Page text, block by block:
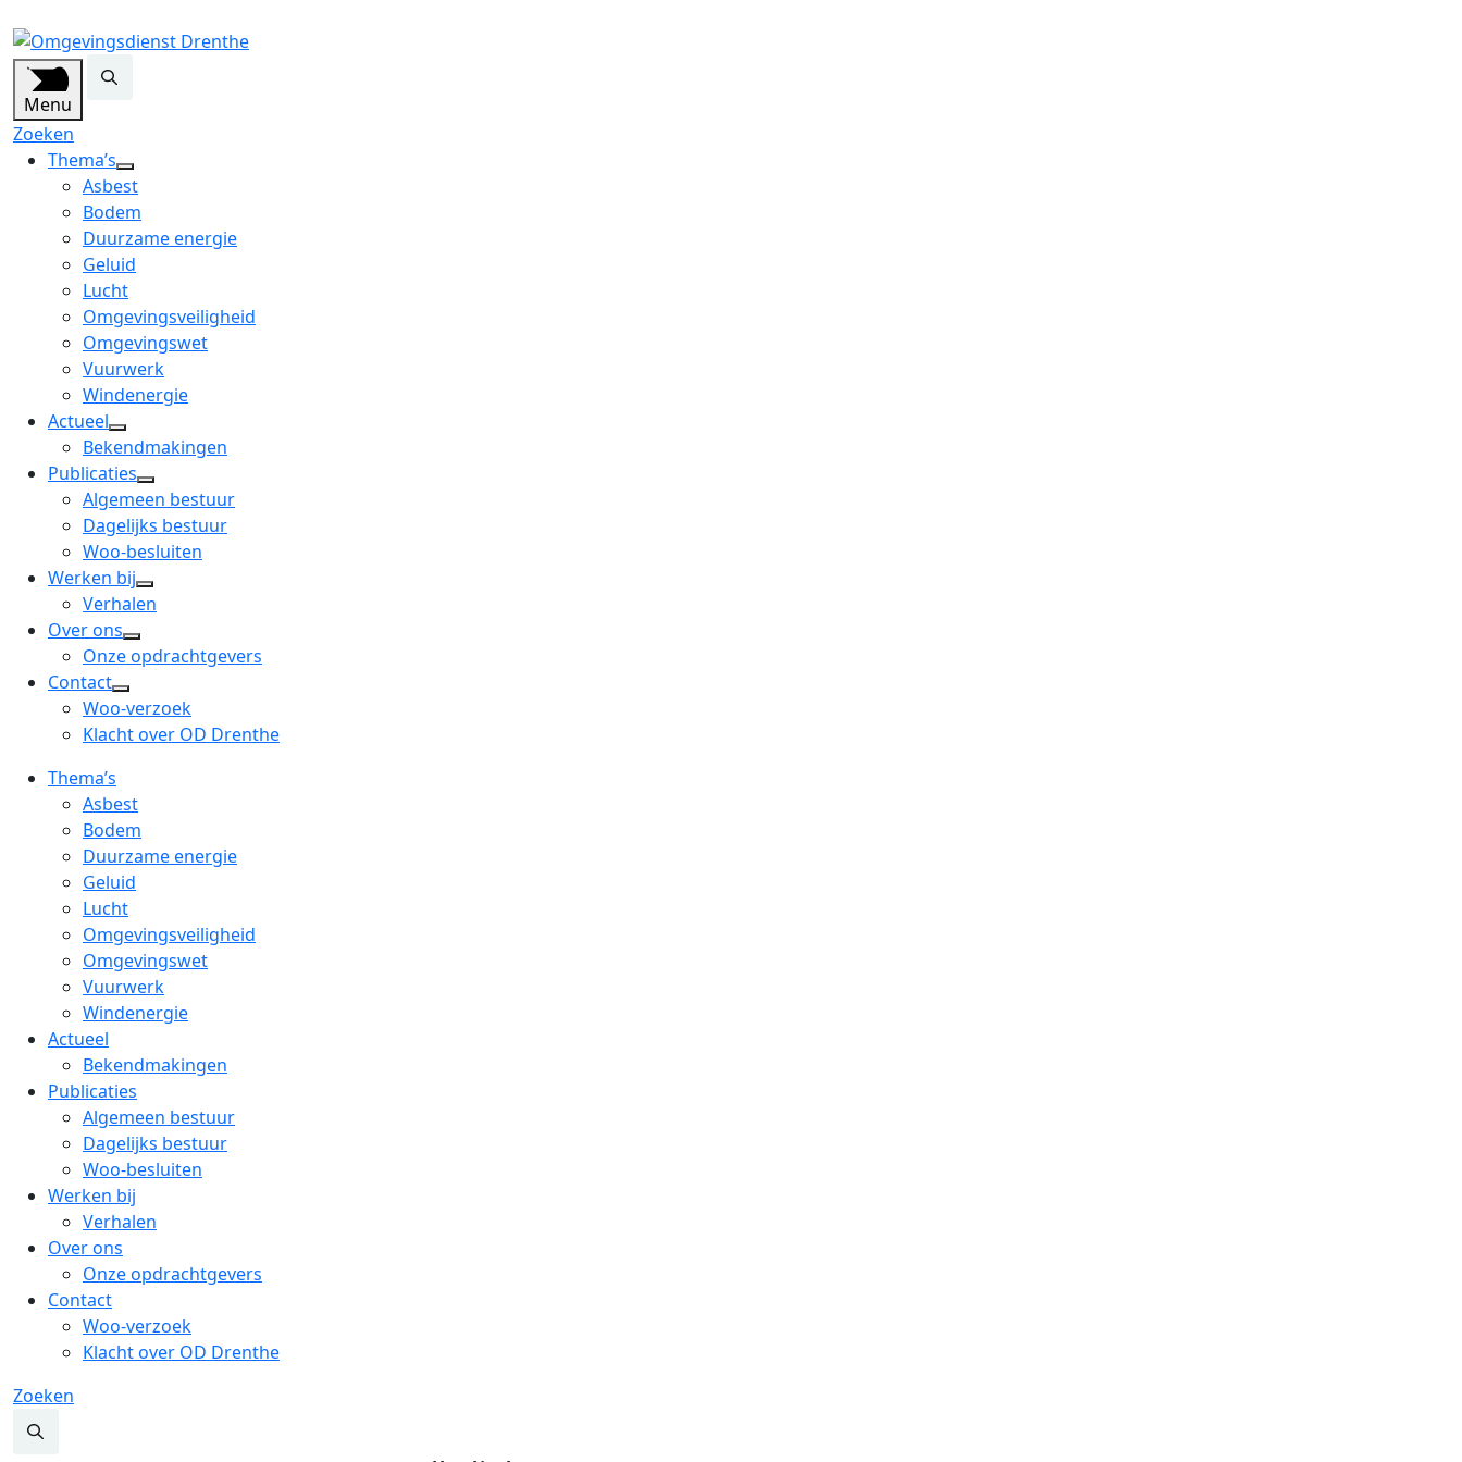
Menu
Zoeken
Thema’s
open
dropdown
menu
Asbest
Bodem
Duurzame energie
Geluid
Lucht
Omgevingsveiligheid
Omgevingswet
Vuurwerk
Windenergie
Actueel
open
dropdown
menu
Bekendmakingen
Publicaties
open
dropdown
menu
Algemeen bestuur
Dagelijks bestuur
Woo-besluiten
Werken bij
open
menu
Verhalen
Over ons
open
dropdown
menu
Onze opdrachtgevers
Contact
open
dropdown
Woo-verzoek
Klacht over OD Drenthe
Thema’s
Asbest
Bodem
Duurzame energie
Geluid
Lucht
Omgevingsveiligheid
Omgevingswet
Vuurwerk
Windenergie
Actueel
Bekendmakingen
Publicaties
Algemeen bestuur
Dagelijks bestuur
Woo-besluiten
Werken bij
Verhalen
Over ons
Onze opdrachtgevers
Contact
Woo-verzoek
Klacht over OD Drenthe
Zoeken